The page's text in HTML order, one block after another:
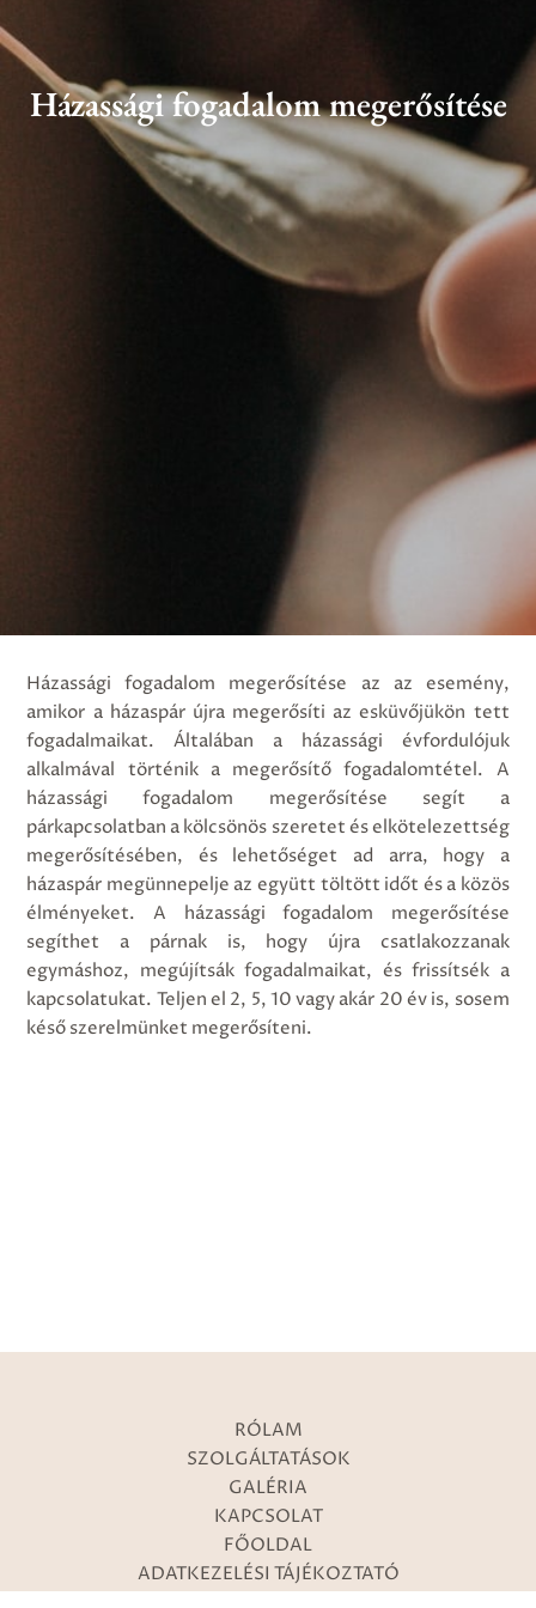
Házassági fogadalom megerősítése
Házassági fogadalom megerősítése az az esemény,
amikor a házaspár újra megerősíti az esküvőjükön tett
fogadalmaikat. Általában a házassági évfordulójuk
alkalmával történik a megerősítő fogadalomtétel. A
házassági fogadalom megerősítése segít a
párkapcsolatban a kölcsönös szeretet és elkötelezettség
megerősítésében, és lehetőséget ad arra, hogy a
házaspár megünnepelje az együtt töltött időt és a közös
élményeket. A házassági fogadalom megerősítése
segíthet a párnak is, hogy újra csatlakozzanak
egymáshoz, megújítsák fogadalmaikat, és frissítsék a
kapcsolatukat. Teljen el 2, 5, 10 vagy akár 20 év is, sosem
késő szerelmünket megerősíteni.
RÓLAM
SZOLGÁLTATÁSOK
GALÉRIA
KAPCSOLAT
FŐOLDAL
ADATKEZELÉSI TÁJÉKOZTATÓ